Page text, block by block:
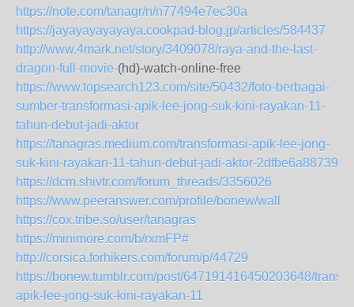
https://note.com/tanagr/n/n77494e7ec30a
https://jayayayayayaya.cookpad-blog.jp/articles/584437
http://www.4mark.net/story/3409078/raya-and-the-last-
dragon-full-movie-(hd)-watch-online-free
https://www.topsearch123.com/site/50432/foto-berbagai-
sumber-transformasi-apik-lee-jong-suk-kini-rayakan-11-
tahun-debut-jadi-aktor
https://tanagras.medium.com/transformasi-apik-lee-jong-
suk-kini-rayakan-11-tahun-debut-jadi-aktor-2dfbe6a88739
https://dcm.shivtr.com/forum_threads/3356026
https://www.peeranswer.com/profile/bonew/wall
https://cox.tribe.so/user/tanagras
https://minimore.com/b/rxmFP#
http://corsica.forhikers.com/forum/p/44729
https://bonew.tumblr.com/post/647191416450203648/
apik-lee-jong-suk-kini-rayakan-11